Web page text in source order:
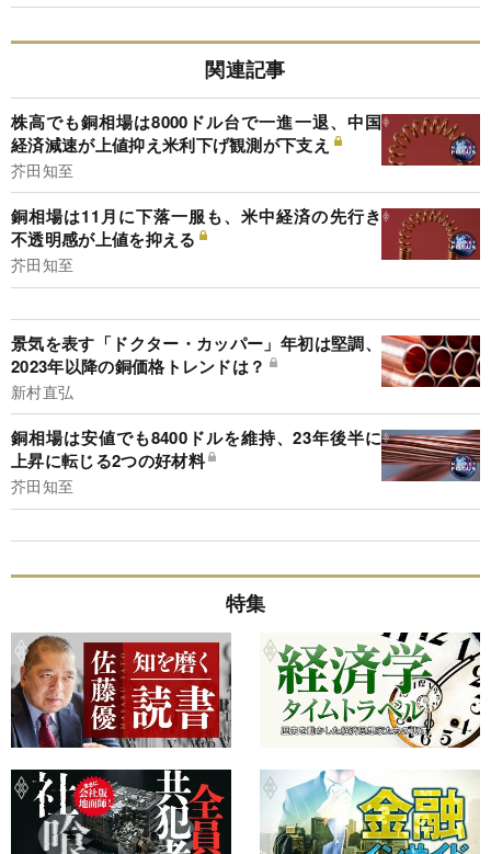
関連記事
株高でも銅相場は8000ドル台で一進一退、中国
経済減速が上値抑え米利下げ観測が下支え
芥田知至
銅相場は11月に下落一服も、米中経済の先行き
不透明感が上値を抑える
芥田知至
景気を表す「ドクター・カッパー」年初は堅調、
2023年以降の銅価格トレンドは？
新村直弘
銅相場は安値でも8400ドルを維持、23年後半に
上昇に転じる2つの好材料
芥田知至
特集